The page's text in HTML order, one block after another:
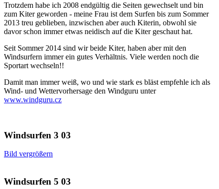
Trotzdem habe ich 2008 endgültig die Seiten gewechselt und bin
zum Kiter geworden - meine Frau ist dem Surfen bis zum Sommer
2013 treu geblieben, inzwischen aber auch Kiterin, obwohl sie
davor schon immer etwas neidisch auf die Kiter geschaut hat.
Seit Sommer 2014 sind wir beide Kiter, haben aber mit den
Windsurfern immer ein gutes Verhältnis. Viele werden noch die
Sportart wechseln!!
Damit man immer weiß, wo und wie stark es bläst empfehle ich als
Wind- und Wettervorhersage den Windguru unter
www.windguru.cz
Windsurfen 3 03
Bild vergrößern
Windsurfen 5 03